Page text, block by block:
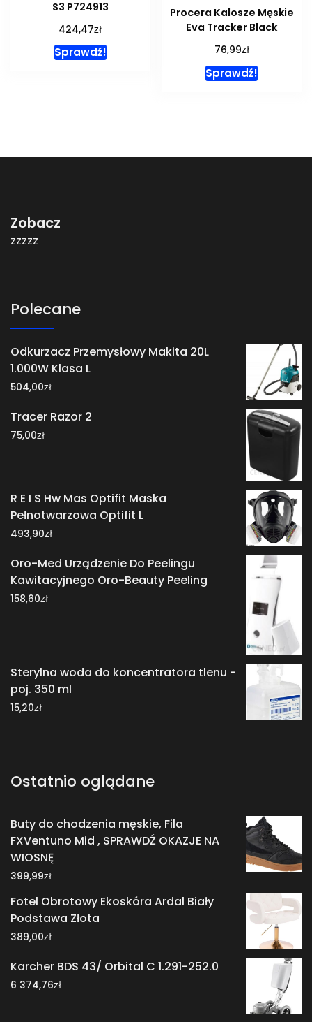
S3 P724913
424,47zł
Sprawdź!
Procera Kalosze Męskie
Eva Tracker Black
76,99zł
Sprawdź!
Zobacz
zzzzz
Polecane
Odkurzacz Przemysłowy Makita 20L
1.000W Klasa L
504,00zł
Tracer Razor 2
75,00zł
R E I S Hw Mas Optifit Maska
Pełnotwarzowa Optifit L
493,90zł
Oro-Med Urządzenie Do Peelingu
Kawitacyjnego Oro-Beauty Peeling
158,60zł
Sterylna woda do koncentratora tlenu -
poj. 350 ml
15,20zł
Ostatnio oglądane
Buty do chodzenia męskie, Fila
FXVentuno Mid , SPRAWDŹ OKAZJE NA
WIOSNĘ
399,99zł
Fotel Obrotowy Ekoskóra Ardal Biały
Podstawa Złota
389,00zł
Karcher BDS 43/ Orbital C 1.291-252.0
6 374,76zł